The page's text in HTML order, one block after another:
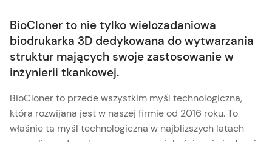
BioCloner to nie tylko wielozadaniowa
biodrukarka 3D dedykowana do wytwarzania
struktur mających swoje zastosowanie w
inżynierii tkankowej.
BioCloner to przede wszystkim myśl technologiczna,
która rozwijana jest w naszej firmie od 2016 roku. To
właśnie ta myśl technologiczna w najbliższych latach